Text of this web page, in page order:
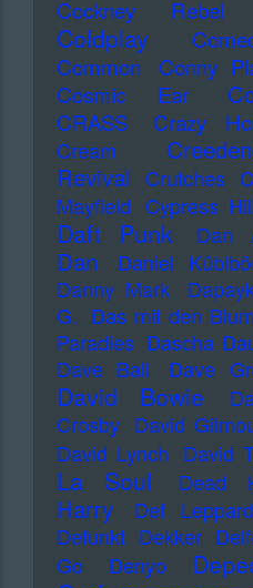
Cockney Rebel
Coldplay
Common
Conny
Cosmic Ear
CRASS Crazy
Cream
Revival
Crutches
Mayfield Cypress
Daft Punk Dan
Dan
Daniel
Danny Mark
G. Das mit den
Paradies Dascha
Dave Ball
Dave
David Bowie
Crosby David
David Lynch David
La Soul
Dead
Harry
Def Leppard
Defunkt Dekker
Go
Denyo